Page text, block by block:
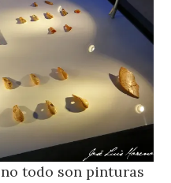
todo son pinturas